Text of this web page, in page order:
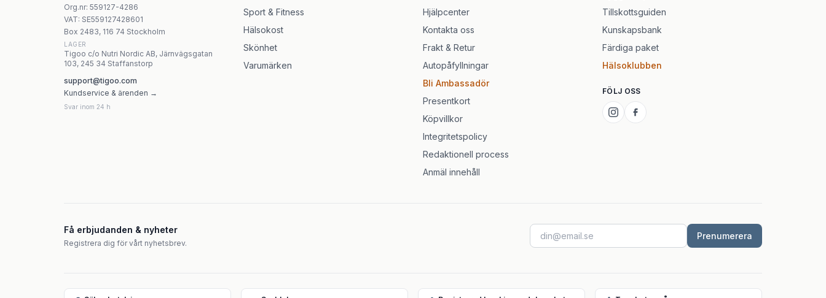
Org.nr: 559127-4286
VAT: SE559127428601
Box 2483, 116 74 Stockholm
LAGER
Tigoo c/o Nutri Nordic AB, Järnvägsgatan
103, 245 34 Staffanstorp
support@tigoo.com
Kundservice & ärenden →
Svar inom 24 h
Sport & Fitness
Hälsokost
Skönhet
Varumärken
Hjälpcenter
Kontakta oss
Frakt & Retur
Autopåfyllningar
Bli Ambassadör
Presentkort
Köpvillkor
Integritetspolicy
Redaktionell process
Anmäl innehåll
Tillskottsguiden
Kunskapsbank
Färdiga paket
Hälsoklubben
FÖLJ OSS
Få erbjudanden & nyheter
Registrera dig för vårt nyhetsbrev.
Prenumerera